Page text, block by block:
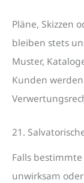
Pläne, Skizzen
bleiben stets
Muster,
Kunden
21.
Falls
unwirksam